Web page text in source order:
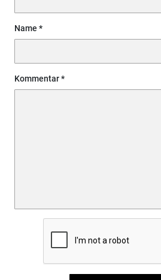
Name
Kommentar